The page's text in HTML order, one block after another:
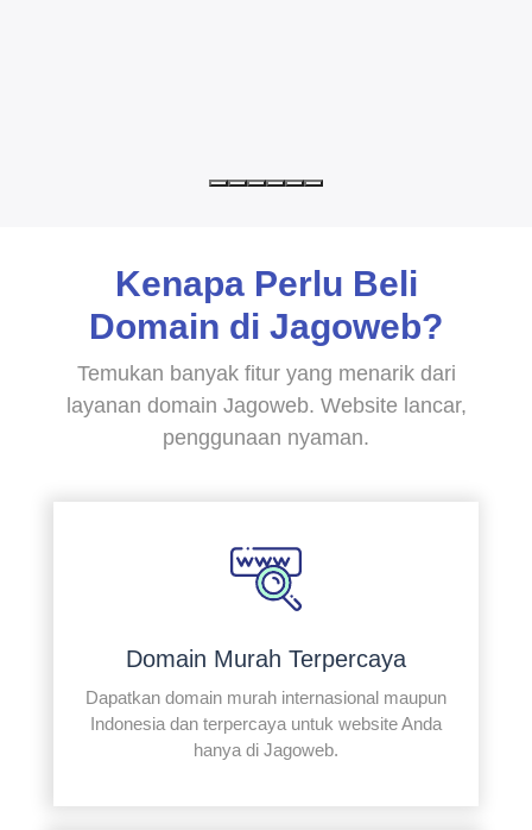
Kenapa Perlu Beli
Domain di Jagoweb?
Temukan banyak fitur yang menarik dari
layanan domain Jagoweb. Website lancar,
penggunaan nyaman.
Domain Murah Terpercaya
Dapatkan domain murah internasional maupun
Indonesia dan terpercaya untuk website Anda
hanya di Jagoweb.